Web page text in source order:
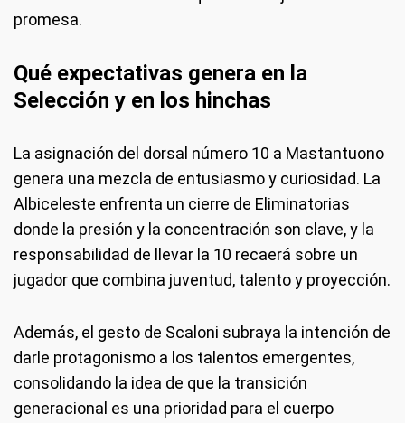
promesa.
Qué expectativas genera en la
Selección y en los hinchas
La asignación del dorsal número 10 a Mastantuono
genera una mezcla de entusiasmo y curiosidad. La
Albiceleste enfrenta un cierre de Eliminatorias
donde la presión y la concentración son clave, y la
responsabilidad de llevar la 10 recaerá sobre un
jugador que combina juventud, talento y proyección.
Además, el gesto de Scaloni subraya la intención de
darle protagonismo a los talentos emergentes,
consolidando la idea de que la transición
generacional es una prioridad para el cuerpo